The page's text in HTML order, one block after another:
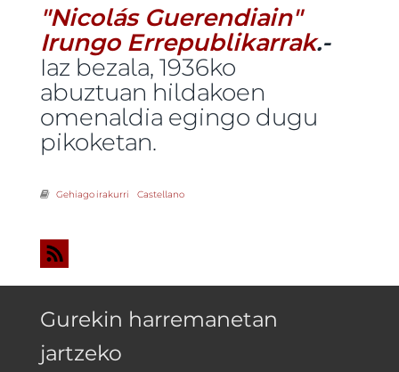
"Nicolás Guerendiain"
Irungo Errepublikarrak.-
Iaz bezala, 1936ko
abuztuan hildakoen
omenaldia egingo dugu
pikoketan.
Gehiago irakurri Pikoketan hildakoei omenaldia urriaren 25ean, igandea -ri
Castellano
Gurekin harremanetan
jartzeko